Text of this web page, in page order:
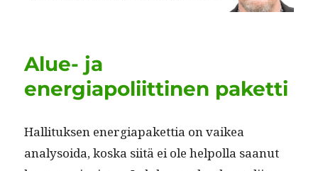
Alue- ja
energiapoliittinen paketti
Hal­li­tuk­sen ener­gia­paket­tia on vaikea
analysoi­da, kos­ka siitä ei ole helpol­la saanut